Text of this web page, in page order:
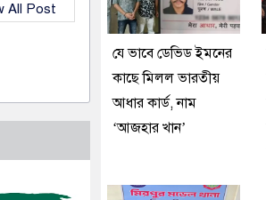
All Post
যে ভাবে ডেভিড ইমনের
কাছে মিলল ভারতীয়
আধার কার্ড, নাম
‘আজহার খান’